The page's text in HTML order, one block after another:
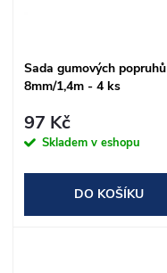
ů
Sada gumových popruhů
8mm/1,4m - 4 ks
97 Kč
Skladem v eshopu
DO KOŠÍKU